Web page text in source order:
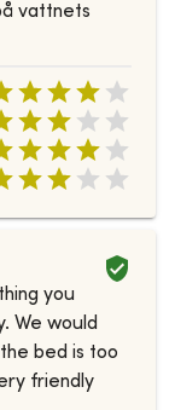
vattnets
you
We would
bed is too
friendly